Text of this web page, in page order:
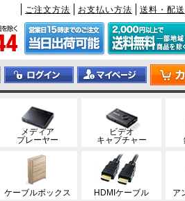
ご注文方法 お支払い方法 送料・配送
メディア
プレーヤー
ビデオ
キャプチャー
ケーブルボックス HDMIケーブル ア